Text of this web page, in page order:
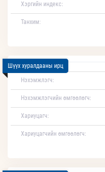
Хэргийн индекс:
Танхим:
Шүүх хуралдааны ирц
Нэхэмжлэгч:
Нэхэмжлэгчийн өмгөөлөгч:
Хариуцагч:
Хариуцагчийн өмгөөлөгч: